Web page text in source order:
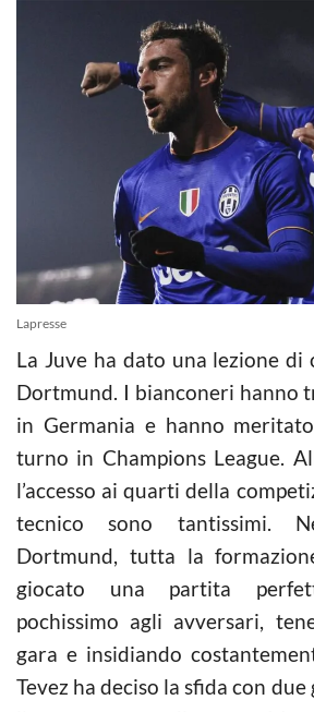
Lapresse
La Juve ha dato una lezione di
Dortmund. I bianconeri hanno
in Germania e hanno
turno in Champions League.
l’accesso ai quarti della
tecnico sono tantissimi.
Dortmund, tutta la
giocato una partita
pochissimo agli avversari,
gara e insidiando
Tevez ha deciso la sfida con due